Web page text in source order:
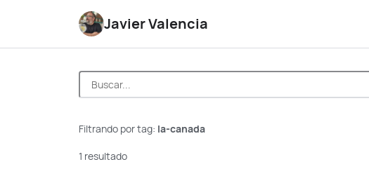
Javier Valencia
Filtrando por tag: la-canada
1 resultado